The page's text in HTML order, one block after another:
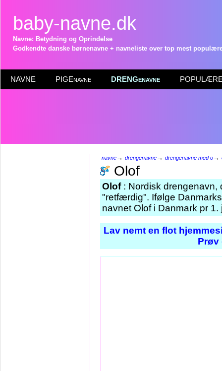
baby-navne.dk
Navne: Betydning og Oprindelse
Godkendte danske børnenavne + navneliste over top mest
NAVNE PIGEnavne DRENGenavne POPULÆRE
navne→ drengenavne→ drengenavne med o→
Olof
Olof: Nordisk drengenavn,
"retfærdig". Ifølge
navnet Olof i Danmark pr 1.
Lav nemt en flot
Prøv